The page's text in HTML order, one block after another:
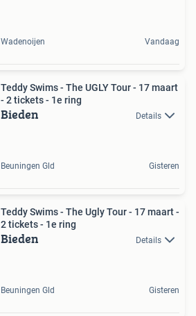
Wadenoijen Vandaag
Teddy Swims - The UGLY Tour - 17 maart
- 2 tickets - 1e ring
Bieden Details
Beuningen Gld Gisteren
Teddy Swims - The Ugly Tour - 17 maart -
2 tickets - 1e ring
Bieden Details
Beuningen Gld Gisteren